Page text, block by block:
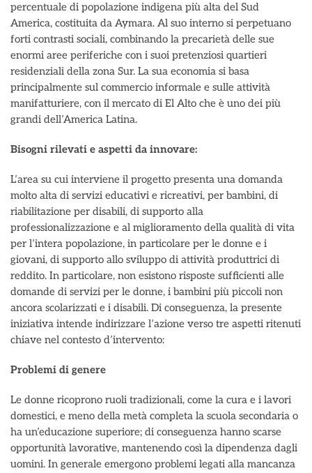
percentuale di popolazione indigena più alta del Sud
America, costituita da Aymara. Al suo interno si perpetuano
forti contrasti sociali, combinando la precarietà delle sue
enormi aree periferiche con i suoi pretenziosi quartieri
residenziali della zona Sur. La sua economia si basa
principalmente sul commercio informale e sulle attività
manifatturiere, con il mercato di El Alto che è uno dei più
grandi dell’America Latina.
Bisogni rilevati e aspetti da innovare:
L’area su cui interviene il progetto presenta una domanda
molto alta di servizi educativi e ricreativi, per bambini, di
riabilitazione per disabili, di supporto alla
professionalizzazione e al miglioramento della qualità di vita
per l’intera popolazione, in particolare per le donne e i
giovani, di supporto allo sviluppo di attività produttrici di
reddito. In particolare, non esistono risposte sufficienti alle
domande di servizi per le donne, i bambini più piccoli non
ancora scolarizzati e i disabili. Di conseguenza, la presente
iniziativa intende indirizzare l’azione verso tre aspetti ritenuti
chiave nel contesto d’intervento:
Problemi di genere
Le donne ricoprono ruoli tradizionali, come la cura e i lavori
domestici, e meno della metà completa la scuola secondaria o
ha un’educazione superiore; di conseguenza hanno scarse
opportunità lavorative, mantenendo così la dipendenza dagli
uomini. In generale emergono problemi legati alla mancanza